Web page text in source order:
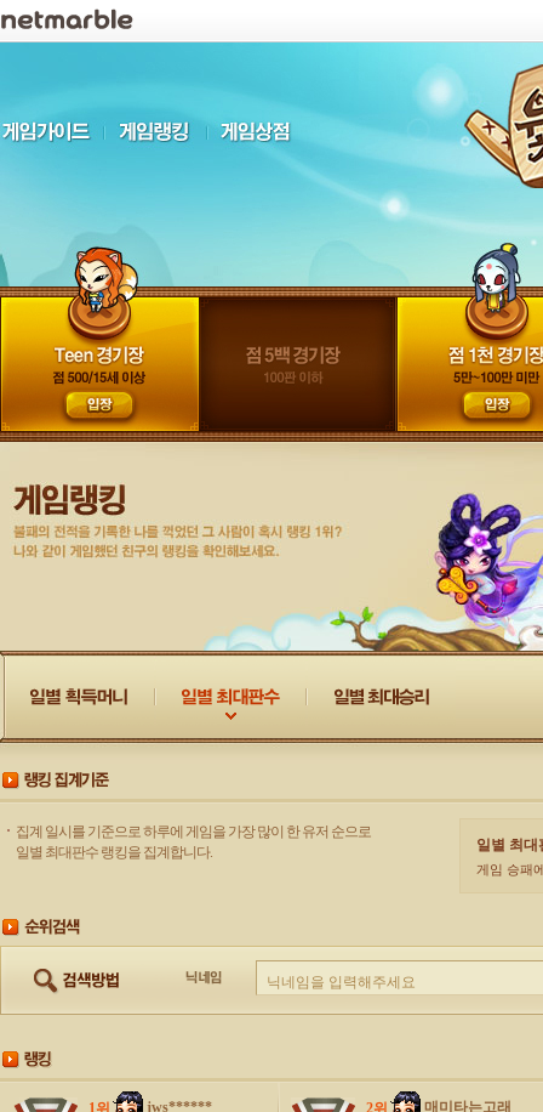
집계 일시를 기준으로 하루에 게임을 가장 많이 한 유저 순으로
일별 최대판수 랭킹을 집계합니다.
일별 최대
게임 승패
1위 jws****** 2위 매미타는고래